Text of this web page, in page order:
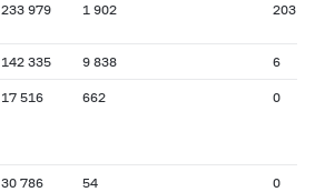
233 979 1 902 203
142 335 9 838 6
17 516 662 0
30 786 54 0